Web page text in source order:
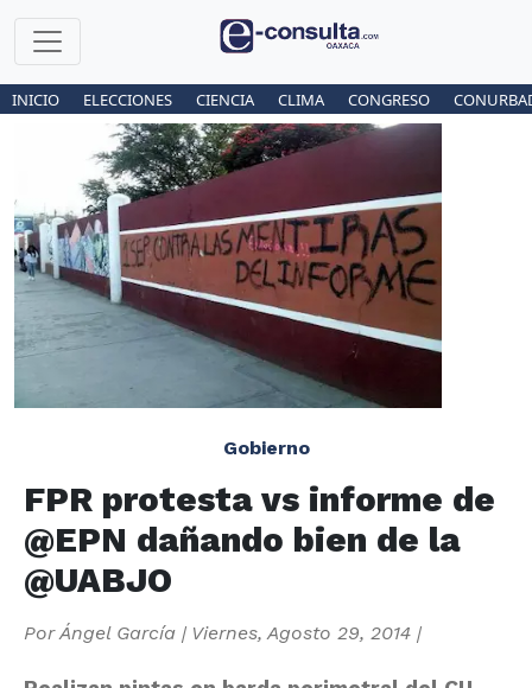
INICIO ELECCIONES CIENCIA CLIMA CONGRESO
Gobierno
FPR protesta vs informe de
@EPN dañando bien de la
@UABJO
PorÁngel García | Viernes, Agosto 29, 2014 |